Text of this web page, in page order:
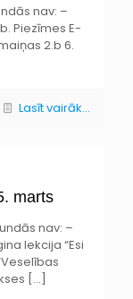
nav: –
Piezīmes E-
2.b 6.
Lasīt vairāk...
marts
nav: –
lekcija “Esi
[…]